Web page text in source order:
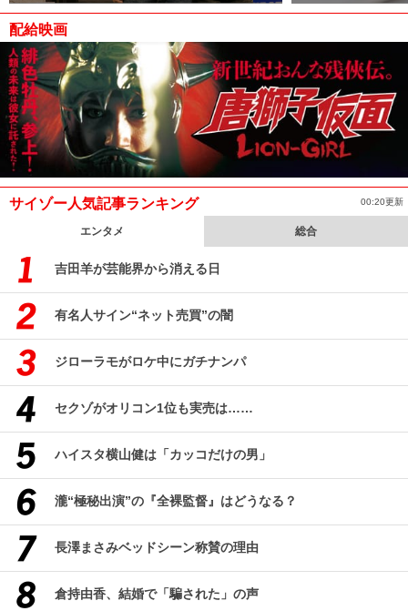
配給映画
サイゾー人気記事ランキング 00:20更新
エンタメ 総合
吉田羊が芸能界から消える日
有名人サイン“ネット売買”の闇
ジローラモがロケ中にガチナンパ
セクゾがオリコン1位も実売は……
ハイスタ横山健は「カッコだけの男」
瀧“極秘出演”の『全裸監督』はどうなる？
長澤まさみベッドシーン称賛の理由
倉持由香、結婚で「騙された」の声